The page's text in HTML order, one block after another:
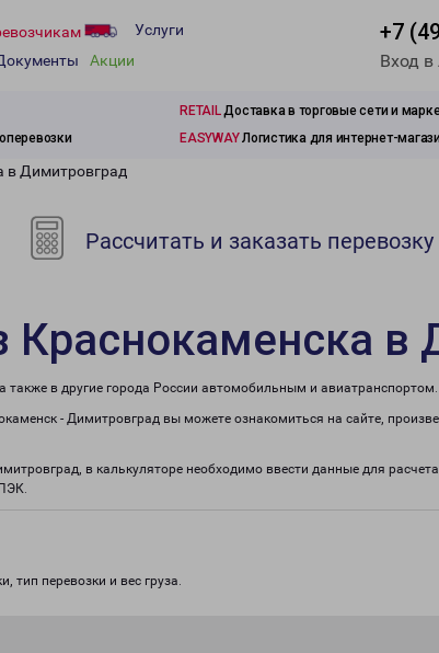
Услуги
Акции
+7
Вход
RETAILДоставка в торговые сети и
EASYWAYЛогистика для интернет-
в Димитровград
Рассчитать и заказать перевозку
Краснокаменска в
в другие города России автомобильным и авиатранспортом.
- Димитровград вы можете ознакомиться на сайте,
в калькуляторе необходимо ввести данные для
тип перевозки и вес груза.